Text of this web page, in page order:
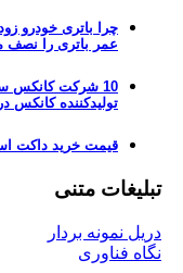
عمر باتری را نصف می‌کنند
10 شرکت کانکس سازی
تولیدکننده کانکس در بازار 1405
قیمت خرید داکت اسپلیت در
متنی
بردار